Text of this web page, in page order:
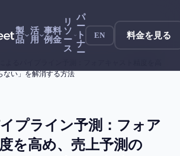
製
品
活
用
事
例
料
金
リ
ソ
ー
ス
パ
ー
ト
ナ
ー
EN 料金を見る
ない」を解消する方法
プライン予測：フォア
を高め、売上予測の